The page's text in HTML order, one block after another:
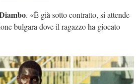
. «È già sotto contratto, si attende
bulgara dove il ragazzo ha giocato